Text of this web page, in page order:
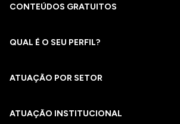
CONTEÚDOS GRATUITOS
QUAL É O SEU PERFIL?
ATUAÇÃO POR SETOR
ATUAÇÃO INSTITUCIONAL